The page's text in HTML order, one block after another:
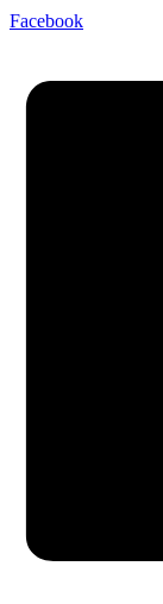
Facebook